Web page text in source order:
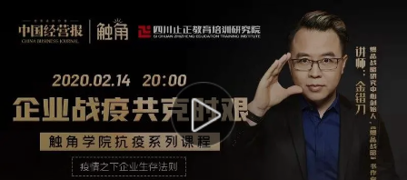
各位学习聆听！
下次课程预告：2月15日（周六）15:00中南财经政法大学
工商管理学院经贸系教授田毕飞主讲《突发公共卫生事件下
的创新创业》，请持续关注！也欢迎加入学习群获取更多资
料！（微信号：shenhuxi6）